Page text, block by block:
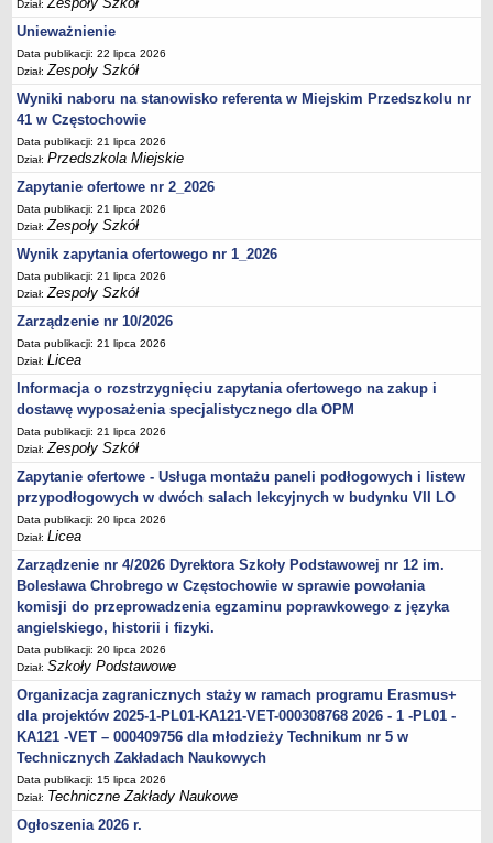
Dział:
Unieważnienie
Data publikacji: 22 lipca 2026
Dział:Zespoły Szkół
Wyniki naboru na stanowisko referenta w Miejskim Przedszkolu nr
41 w Częstochowie
Data publikacji: 21 lipca 2026
Dział:Przedszkola Miejskie
Zapytanie ofertowe nr 2_2026
Data publikacji: 21 lipca 2026
Dział:Zespoły Szkół
Wynik zapytania ofertowego nr 1_2026
Data publikacji: 21 lipca 2026
Dział:Zespoły Szkół
Zarządzenie nr 10/2026
Data publikacji: 21 lipca 2026
Dział:Licea
Informacja o rozstrzygnięciu zapytania ofertowego na zakup i
dostawę wyposażenia specjalistycznego dla OPM
Data publikacji: 21 lipca 2026
Dział:Zespoły Szkół
Zapytanie ofertowe - Usługa montażu paneli podłogowych i listew
przypodłogowych w dwóch salach lekcyjnych w budynku VII LO
Data publikacji: 20 lipca 2026
Dział:Licea
Zarządzenie nr 4/2026 Dyrektora Szkoły Podstawowej nr 12 im.
Bolesława Chrobrego w Częstochowie w sprawie powołania
komisji do przeprowadzenia egzaminu poprawkowego z języka
angielskiego, historii i fizyki.
Data publikacji: 20 lipca 2026
Dział:Szkoły Podstawowe
Organizacja zagranicznych staży w ramach programu Erasmus+
dla projektów 2025-1-PL01-KA121-VET-000308768 2026 - 1 -PL01 -
KA121 -VET – 000409756 dla młodzieży Technikum nr 5 w
Technicznych Zakładach Naukowych
Data publikacji: 15 lipca 2026
Dział: Techniczne Zakłady Naukowe
Ogłoszenia 2026 r.